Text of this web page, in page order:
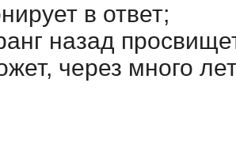
в ответ;
назад
через много